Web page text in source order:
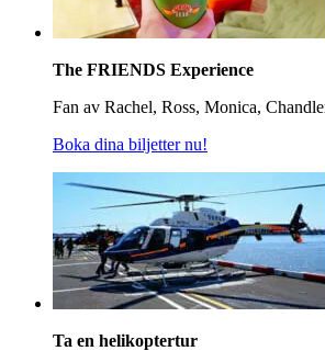
The FRIENDS Experience
Fan av Rachel, Ross, Monica,
Boka dina biljetter nu!
Ta en helikoptertur